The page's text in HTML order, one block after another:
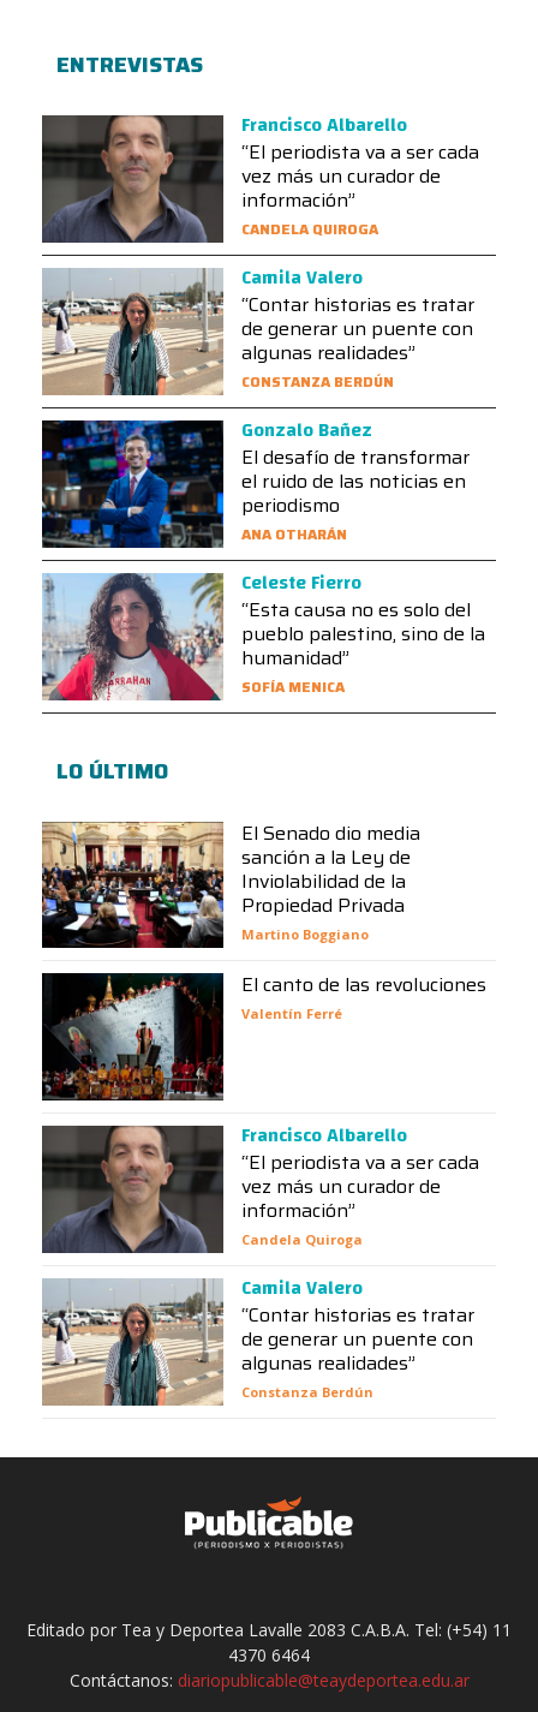
ENTREVISTAS
Francisco Albarello
“El periodista va a ser cada
vez más un curador de
información”
CANDELA QUIROGA
Camila Valero
“Contar historias es tratar
de generar un puente con
algunas realidades”
CONSTANZA BERDÚN
Gonzalo Bañez
El desafío de transformar
el ruido de las noticias en
periodismo
ANA OTHARÁN
Celeste Fierro
“Esta causa no es solo del
pueblo palestino, sino de la
humanidad”
SOFÍA MENICA
LO ÚLTIMO
El Senado dio media
sanción a la Ley de
Inviolabilidad de la
Propiedad Privada
Martino Boggiano
El canto de las revoluciones
Valentín Ferré
Francisco Albarello
“El periodista va a ser cada
vez más un curador de
información”
Candela Quiroga
Camila Valero
“Contar historias es tratar
de generar un puente con
algunas realidades”
Constanza Berdún
Editado por Tea y Deportea Lavalle 2083 C.A.B.A. Tel: (+54) 11
4370 6464
Contáctanos: diariopublicable@teaydeportea.edu.ar